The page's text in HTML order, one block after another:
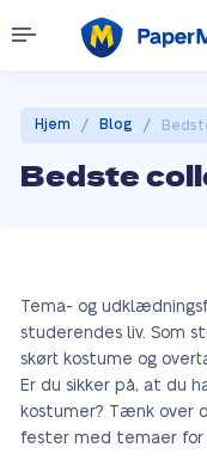
Hjem / Blog /
Bedste
Tema- og
studerendes liv. Som
skørt kostume og
Er du sikker på, at du
kostumer? Tænk over
fester med temaer for